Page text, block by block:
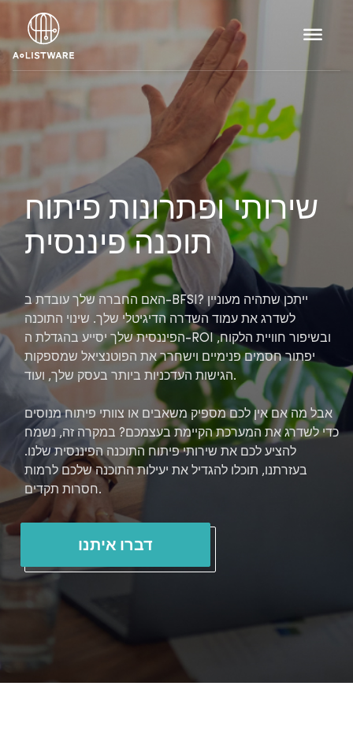
שירותי ופתרונות פיתוח
תוכנה פיננסית
האם החברה שלך עובדת ב-BFSI? ייתכן שתהיה מעוניין
לשדרג את עמוד השדרה הדיגיטלי שלך. שינוי התוכנה
הפיננסית שלך יסייע בהגדלת ה-ROI ובשיפור חוויית הלקוח,
יפתור חסמים פנימיים וישחרר את הפוטנציאל שמספקות
הגישות העדכניות ביותר בעסק שלך, ועוד.
אבל מה אם אין לכם מספיק משאבים או צוותי פיתוח מנוסים
כדי לשדרג את המערכת הקיימת בעצמכם? במקרה זה, נשמח
להציע לכם את שירותי פיתוח התוכנה הפיננסית שלנו.
בעזרתנו, תוכלו להגדיל את יעילות התוכנה שלכם לרמות
חסרות תקדים.
דברו איתנו